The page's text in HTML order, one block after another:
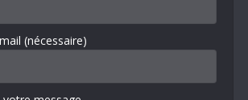
(nécessaire)